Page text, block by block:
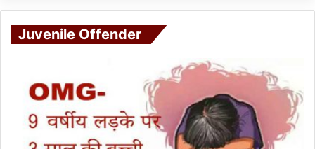
Juvenile Offender